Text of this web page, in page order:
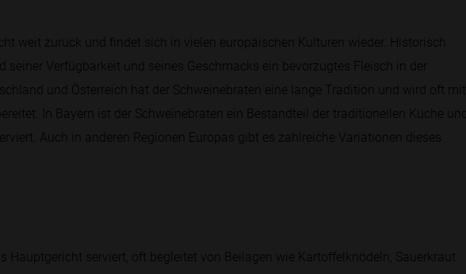
weit zurück und findet sich in vielen europäischen Kulturen wieder. Historisch
seiner Verfügbarkeit und seines Geschmacks ein bevorzugtes Fleisch in der
und Österreich hat der Schweinebraten eine lange Tradition und wird oft mit
In Bayern ist der Schweinebraten ein Bestandteil der traditionellen Küche und
Auch in anderen Regionen Europas gibt es zahlreiche Variationen dieses
Hauptgericht serviert, oft begleitet von Beilagen wie Kartoffelknödeln, Sauerkraut